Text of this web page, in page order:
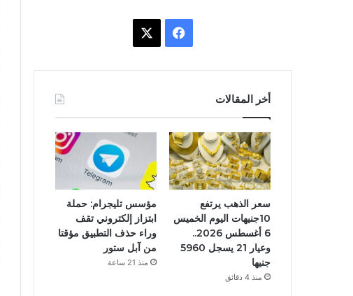
ب
و
ك
أخر المقالات
سعر الذهب يرتفع
10جنيهات اليوم الخميس
6 أغسطس 2026..
وعيار 21 يسجل 5960
جنيها
منذ 4 دقائق
مؤسس تليجرام: حملة
ابتزاز إلكتروني تقف
وراء حذف التطبيق مؤقتا
من آبل ستور
منذ 21 ساعة